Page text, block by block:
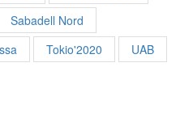
Sabadell Nord
Tokio'2020
UAB